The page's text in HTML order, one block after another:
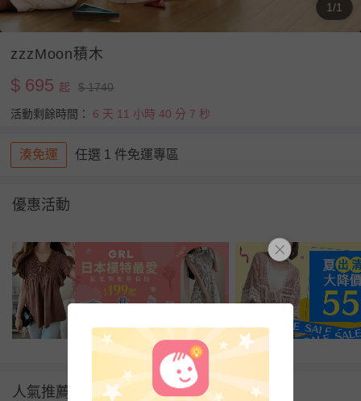
1/1
zzzMoon積木
$ 695 起 $ 1740
活動剩餘時間： 6 天 11 小時 40 分 6 秒
湊免運 任選 1 件免運專區
優惠活動
人氣推薦